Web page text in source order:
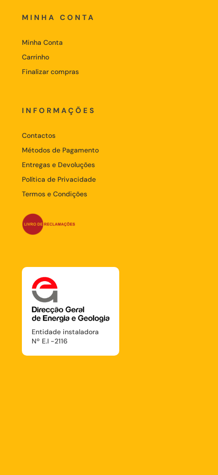
MINHA CONTA
Minha Conta
Carrinho
Finalizar compras
INFORMAÇÕES
Contactos
Métodos de Pagamento
Entregas e Devoluções
Política de Privacidade
Termos e Condições
Entidade instaladora
Nº E.I -2116